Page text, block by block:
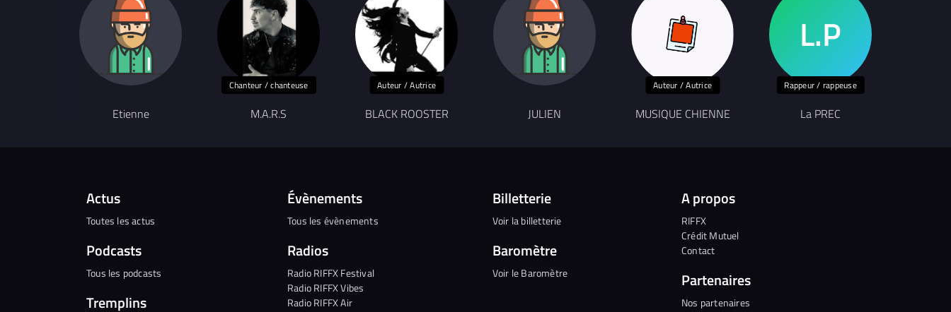
Etienne
Chanteur / chanteuse
M.A.R.S
Auteur / Autrice
BLACK ROOSTER JULIEN
Auteur / Autrice
MUSIQUE CHIENNE
Rappeur / rappeuse
La PREC
Actus
Toutes les actus
Podcasts
Tous les podcasts
Tremplins
Évènements
Tous les évènements
Radios
Radio RIFFX Festival
Radio RIFFX Vibes
Radio RIFFX Air
Billetterie
Voir la billetterie
Baromètre
Voir le Baromètre
A propos
RIFFX
Crédit Mutuel
Contact
Partenaires
Nos partenaires